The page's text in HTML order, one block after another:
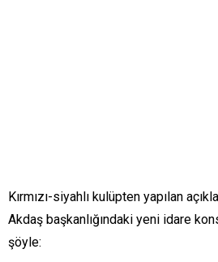
Kırmızı-siyahlı kulüpten yapılan
Akdaş başkanlığındaki yeni idare
şöyle: